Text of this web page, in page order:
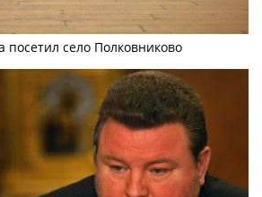
посетил село Полковниково